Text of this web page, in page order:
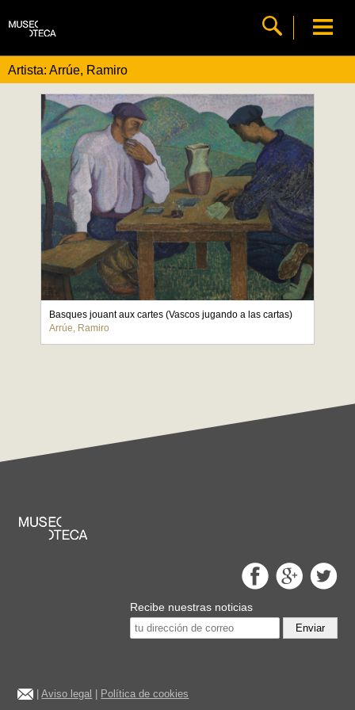
Artista: Arrúe, Ramiro
Basques jouant aux cartes (Vascos jugando a las cartas)
Arrúe, Ramiro
Recibe nuestras noticias
Enviar
|Aviso legal Política de cookies